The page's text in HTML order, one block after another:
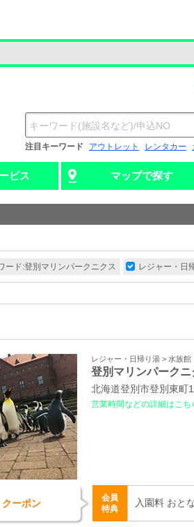
注目キーワード アウトレット レンタカー
ビス マップで探す
ード:登別マリンパークニクス レジャー・日
レジャー・日帰り湯 > 水族館
登別マリンパークニ
北海道登別市登別東町
営業時間などの詳細はこち
クーポン
会員
特典
入園料 おと